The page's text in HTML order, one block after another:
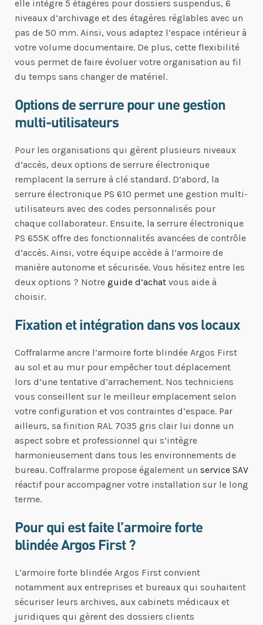
elle intègre 5 étagères pour dossiers suspendus, 6
niveaux d’archivage et des étagères réglables avec un
pas de 50 mm. Ainsi, vous adaptez l’espace intérieur à
votre volume documentaire. De plus, cette flexibilité
vous permet de faire évoluer votre organisation au fil
du temps sans changer de matériel.
Options de serrure pour une gestion
multi-utilisateurs
Pour les organisations qui gèrent plusieurs niveaux
d’accès, deux options de serrure électronique
remplacent la serrure à clé standard. D’abord, la
serrure électronique PS 610 permet une gestion multi-
utilisateurs avec des codes personnalisés pour
chaque collaborateur. Ensuite, la serrure électronique
PS 655K offre des fonctionnalités avancées de contrôle
d’accès. Ainsi, votre équipe accède à l’armoire de
manière autonome et sécurisée. Vous hésitez entre les
deux options ? Notre guide d’achat vous aide à
choisir.
Fixation et intégration dans vos locaux
Coffralarme ancre l’armoire forte blindée Argos First
au sol et au mur pour empêcher tout déplacement
lors d’une tentative d’arrachement. Nos techniciens
vous conseillent sur le meilleur emplacement selon
votre configuration et vos contraintes d’espace. Par
ailleurs, sa finition RAL 7035 gris clair lui donne un
aspect sobre et professionnel qui s’intègre
harmonieusement dans tous les environnements de
bureau. Coffralarme propose également un service SAV
réactif pour accompagner votre installation sur le long
terme.
Pour qui est faite l’armoire forte
blindée Argos First ?
L’armoire forte blindée Argos First convient
notamment aux entreprises et bureaux qui souhaitent
sécuriser leurs archives, aux cabinets médicaux et
juridiques qui gèrent des dossiers clients